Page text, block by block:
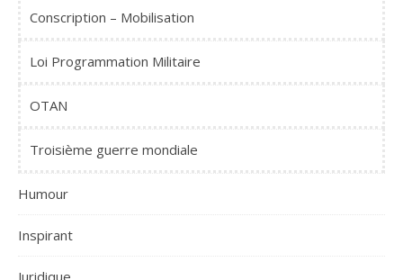
Conscription – Mobilisation
Loi Programmation Militaire
OTAN
Troisième guerre mondiale
Humour
Inspirant
Juridique